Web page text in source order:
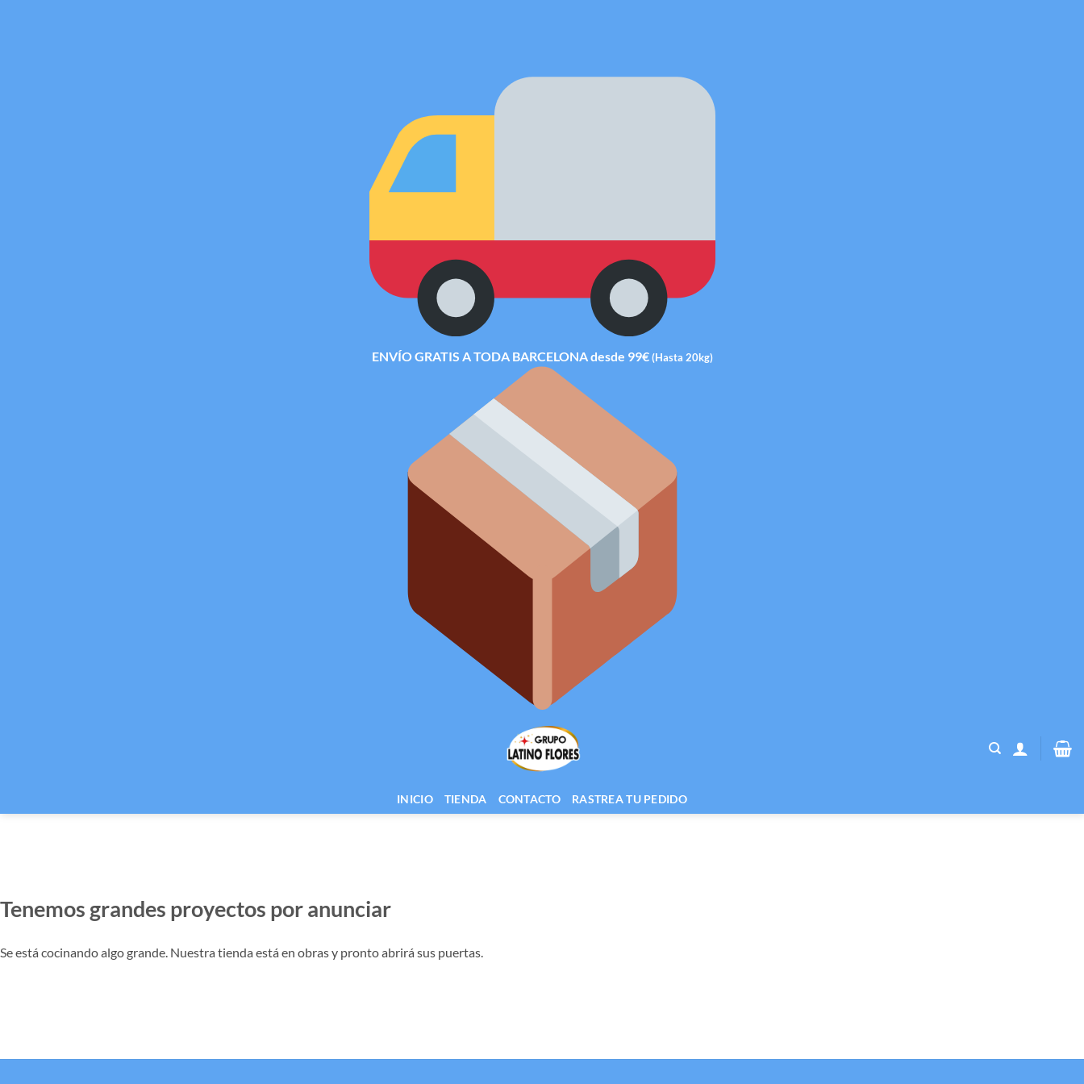
ENVÍO GRATIS A TODA BARCELONA desde 99€(Hasta 20kg)
INICIO TIENDA CONTACTO RASTREA TU PEDIDO
Tenemos grandes proyectos por anunciar
Se está cocinando algo grande. Nuestra tienda está en obras y pronto abrirá sus puertas.